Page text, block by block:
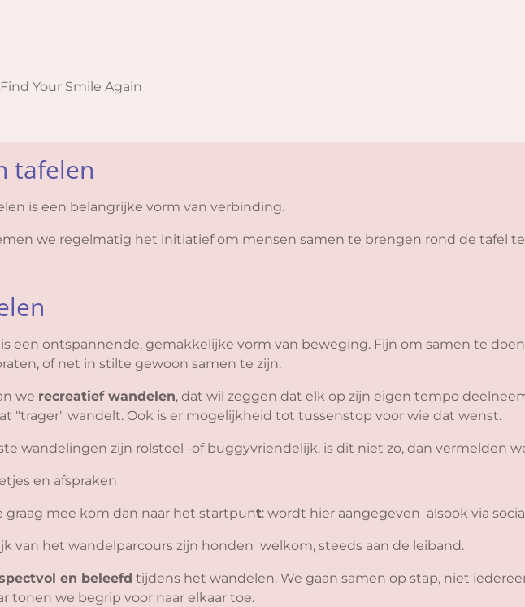
Your Smile Again
tafelen
is een belangrijke vorm van verbinding.
we regelmatig het initiatief om mensen samen te brengen rond de tafel
een ontspannende, gemakkelijke vorm van beweging. Fijn om samen te
of net in stilte gewoon samen te zijn.
we recreatief wandelen, dat wil zeggen dat elk op zijn eigen tempo
"trager" wandelt. Ook is er mogelijkheid tot tussenstop voor wie dat wenst.
wandelingen zijn rolstoel -of buggyvriendelijk, is dit niet zo, dan vermelden
en afspraken
graag mee kom dan naar het startpunt: wordt hier aangegeven alsook via
van het wandelparcours zijn honden welkom, steeds aan de leiband.
en beleefd tijdens het wandelen. We gaan samen op stap, niet
tonen we begrip voor naar elkaar toe.